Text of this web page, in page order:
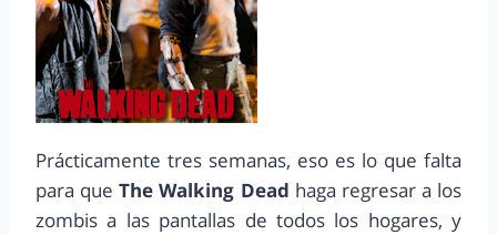
Prácticamente tres semanas, eso es lo que falta
para queThe Walking Dead haga regresar a los
zombis a las pantallas de todos los hogares, y